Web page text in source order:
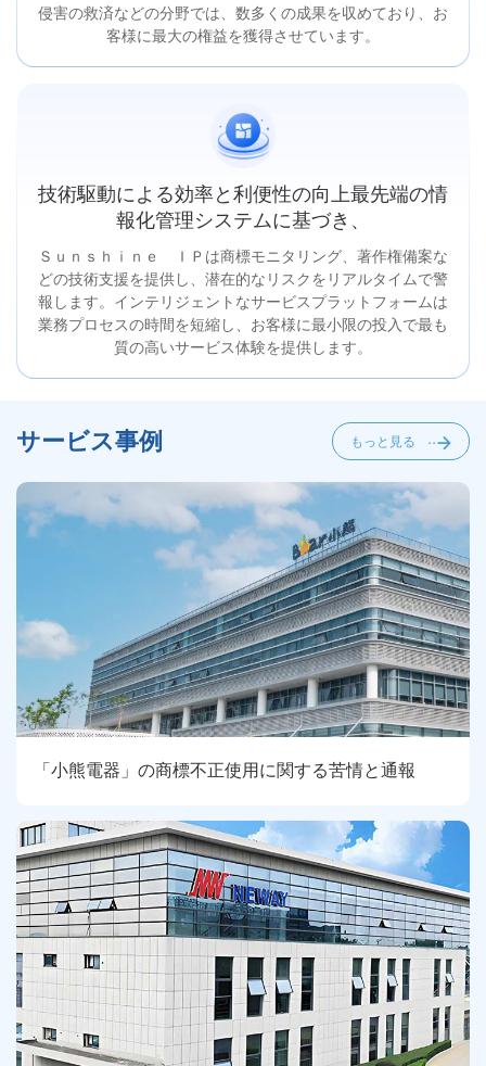
侵害の救済などの分野では、数多くの成果を収めており、お
客様に最大の権益を獲得させています。
技術駆動による効率と利便性の向上最先端の情
報化管理システムに基づき、
Ｓｕｎｓｈｉｎｅ ＩＰは商標モニタリング、著作権備案な
どの技術支援を提供し、潜在的なリスクをリアルタイムで警
報します。インテリジェントなサービスプラットフォームは
業務プロセスの時間を短縮し、お客様に最小限の投入で最も
質の高いサービス体験を提供します。
サービス事例 もっと見る
「小熊電器」の商標不正使用に関する苦情と通報